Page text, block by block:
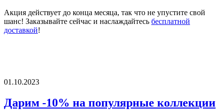
Акция действует до конца месяца, так что не упустите свой
шанс! Заказывайте сейчас и наслаждайтесь бесплатной
доставкой!
01.10.2023
Дарим -10% на популярные коллекции